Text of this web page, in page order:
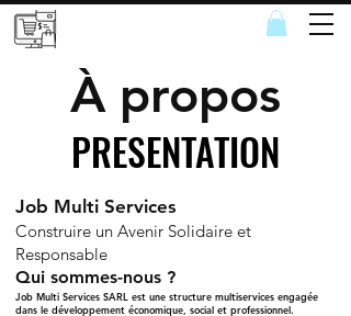
À propos
PRESENTATION
PRESENTATION
Job Multi Services
Construire un Avenir Solidaire et
Responsable
Qui sommes-nous ?
Job Multi Services SARL est une structure multiservices engagée
dans le développement économique, social et professionnel.